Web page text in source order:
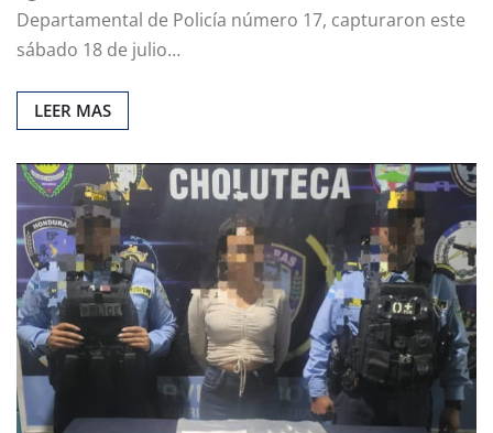
Departamental de Policía número 17, capturaron este
sábado 18 de julio…
LEER MAS